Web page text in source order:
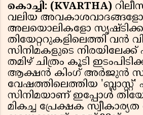
കൊച്ചി: (KVARTHA)
വലിയ അവകാശവാദങ്ങളോ
അലയൊലികളോ
തിയേറ്ററുകളിലെത്തി വൻ
സിനിമകളുടെ
തമിഴ് ചിത്രം കൂടി
ആക്ഷൻ കിംഗ് അർജുൻ
വേഷത്തിലെത്തിയ
സിനിമയാണ് ഇപ്പോൾ
മികച്ച പ്രേക്ഷക സ്വീകാര്യത